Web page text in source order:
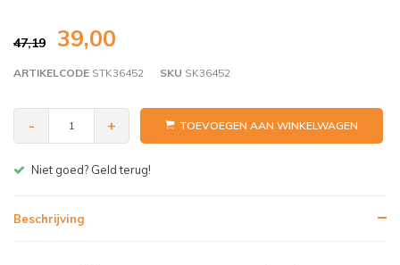
47,19 39,00
ARTIKELCODE STK36452 SKU SK36452
- + TOEVOEGEN AAN WINKELWAGEN
Niet goed? Geld terug!
Beschrijving